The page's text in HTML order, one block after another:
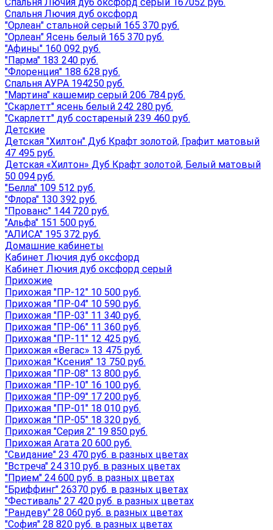
Спальня Лючия дуб оксфорд
"Орлеан" стальной серый 165 370 руб.
"Орлеан" Ясень белый 165 370 руб.
"Афины" 160 092 руб.
"Парма" 183 240 руб.
"Флоренция" 188 628 руб.
Спальня АУРА 194250 руб.
"Мартина" кашемир серый 206 784 руб.
"Скарлетт" ясень белый 242 280 руб.
"Скарлетт" дуб состареный 239 460 руб.
Детские
Детская "Хилтон" Дуб Крафт золотой, Графит матовый
47 495 руб.
Детская «Хилтон» Дуб Крафт золотой, Белый матовый
50 094 руб.
"Белла" 109 512 руб.
"Флора" 130 392 руб.
"Прованс" 144 720 руб.
"Альфа" 151 500 руб.
"АЛИСА" 195 372 руб.
Домашние кабинеты
Кабинет Лючия дуб оксфорд
Кабинет Лючия дуб оксфорд серый
Прихожие
Прихожая "ПР-12" 10 500 руб.
Прихожая "ПР-04" 10 590 руб.
Прихожая "ПР-03" 11 340 руб.
Прихожая "ПР-06" 11 360 руб.
Прихожая "ПР-11" 12 425 руб.
Прихожая «Вегас» 13 475 руб.
Прихожая "Ксения" 13 750 руб.
Прихожая "ПР-08" 13 800 руб.
Прихожая "ПР-10" 16 100 руб.
Прихожая "ПР-09" 17 200 руб.
Прихожая "ПР-01" 18 010 руб.
Прихожая "ПР-05" 18 320 руб.
Прихожая "Серия 2" 19 850 руб.
Прихожая Агата 20 600 руб.
"Свидание" 23 470 руб. в разных цветах
"Встреча" 24 310 руб. в разных цветах
"Прием" 24 600 руб. в разных цветах
"Бриффинг" 26370 руб. в разных цветах
"Фестиваль" 27 420 руб. в разных цветах
"Рандеву" 28 060 руб. в разных цветах
"София" 28 820 руб. в разных цветах